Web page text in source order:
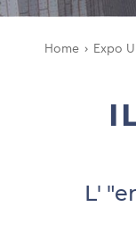
Home Expo
L'